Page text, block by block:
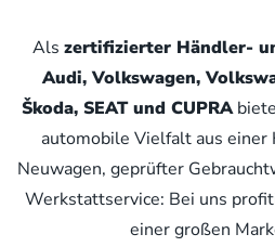
Als zertifizierter Händler-
Audi, Volkswagen,
Škoda, SEAT und CUPRA
automobile Vielfalt aus einer
Neuwagen, geprüfter
Werkstattservice: Bei uns
einer großen